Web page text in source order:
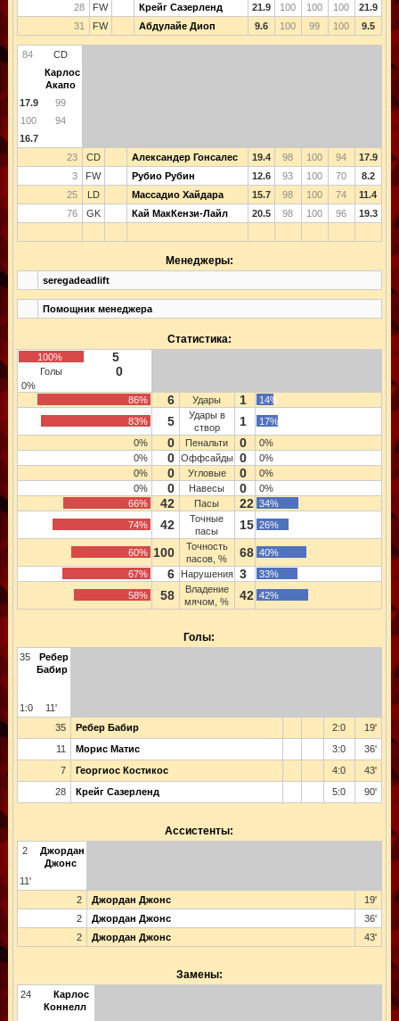
28
FW Крейг Сазерленд 21.9 100 100 100
21.9
31
FW Абдулайе Диоп 9.6 100 99 100 9.5
84
CD
Карлос
Акапо
17.9
99
100
94
16.7
23
CD Александер Гонсалес 19.4 98 100 94
17.9
3
FW Рубио Рубин 12.6 93 100 70
8.2
25
LD Массадио Хайдара 15.7 98 100 74
11.4
76
GK Кай МакКензи-Лайл 20.5 98 100 96 19.3
Менеджеры:
seregadeadlift
Помощник менеджера
Статистика:
100% 5
Голы 0
0%
86%
6 Удары 1
14%
83%
5
Удары в
створ
1
17%
0%
0 Пенальти 0
0%
0%
0 Оффсайды 0
0%
0%
0 Угловые 0
0%
0%
0 Навесы 0
0%
66%
42 Пасы 22 34%
74%
42
Точные
пасы
15 26%
60% 100
Точность
пасов, %
68 40%
67%
6 Нарушения 3
33%
58%
58
Владение
мячом, %
42 42%
Голы:
35
Ребер
Бабир
1:0
11'
35
Ребер Бабир 2:0
19'
11
Морис Матис 3:0
36'
7
Георгиос Костикос 4:0
43'
28
Крейг Сазерленд 5:0 90'
Ассистенты:
2
Джордан
Джонс
11'
2
Джордан Джонс
19'
2
Джордан Джонс
36'
2
Джордан Джонс 43'
Замены:
24
Карлос
Коннелл